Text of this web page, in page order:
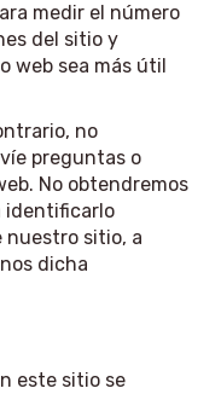
medir el número
del sitio y
web sea más útil
no
preguntas o
No obtendremos
identificarlo
nuestro sitio, a
dicha
este sitio se